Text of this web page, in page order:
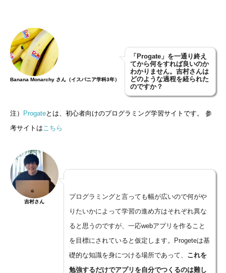
Banana Monarchy さん（イスパニア学科3年）
「 Progate 」を一通り終え
てから何をすれば良いのか
わかりません。吉村さんは
どのような過程を経られた
のですか？
注） Progateとは、初心者向けのプログラミング学習サイトです。 参
考サイトはこちら
吉村さん
プログラミングと言っても幅が広いので何がや
りたいかによって学習の進め方はそれぞれ異な
ると思うのですが、一応webアプリを作ること
を目標にされていると仮定します。Progeteは基
礎的な知識を身につける場所であって、 これを
勉強するだけでアプリを自分でつくるのは難し